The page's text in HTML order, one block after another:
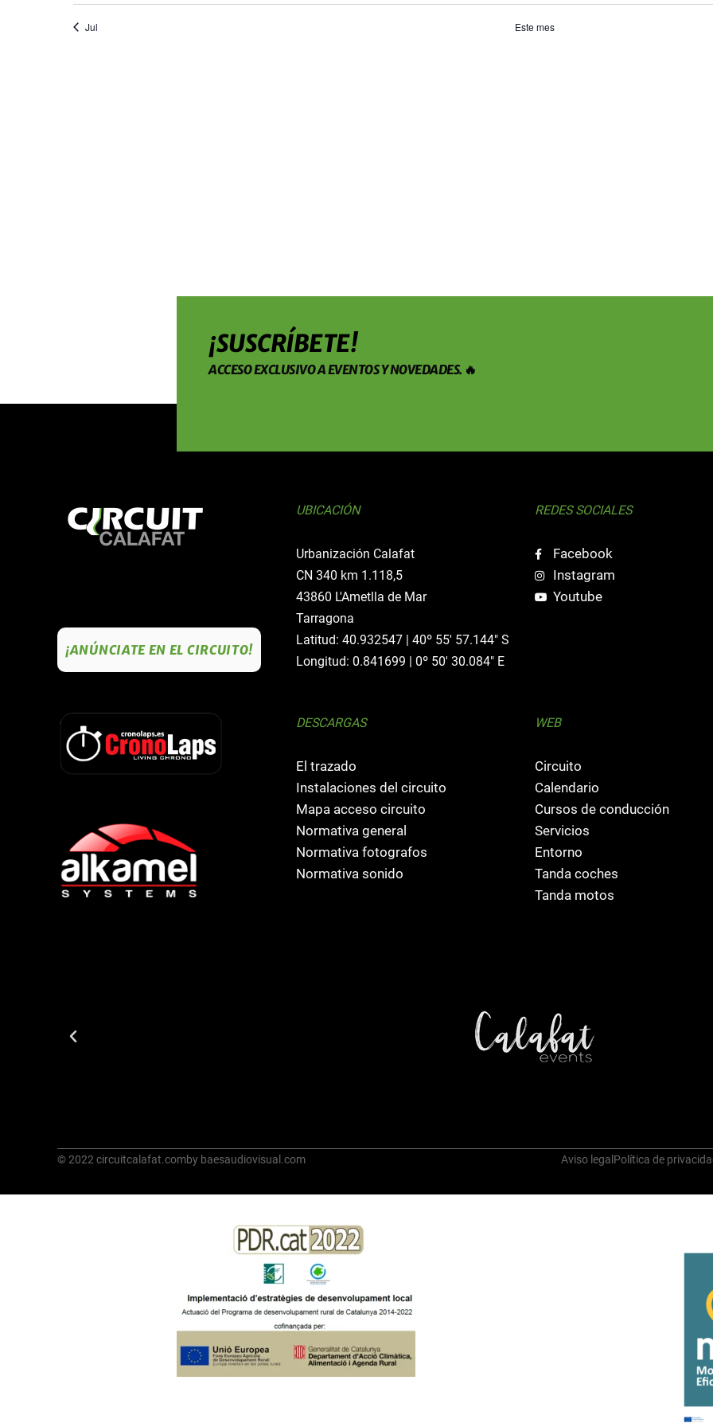
Jul Este mes
¡SUSCRÍBETE!
ACCESO EXCLUSIVO A EVENTOS Y NOVEDADES. 🔥
¡ANÚNCIATE EN EL CIRCUITO!
UBICACIÓN
Urbanización Calafat
CN 340 km 1.118,5
43860 L'Ametlla de Mar
Tarragona
Latitud: 40.932547 | 40º 55' 57.144" S
Longitud: 0.841699 | 0º 50' 30.084" E
REDES SOCIALES
Facebook
Instagram
Youtube
DESCARGAS
El trazado
Instalaciones del circuito
Mapa acceso circuito
Normativa general
Normativa fotografos
Normativa sonido
WEB
Circuito
Calendario
Cursos de conducción
Servicios
Entorno
Tanda coches
Tanda motos
© 2022 circuitcalafat.comby baesaudiovisual.com Aviso legal Política de